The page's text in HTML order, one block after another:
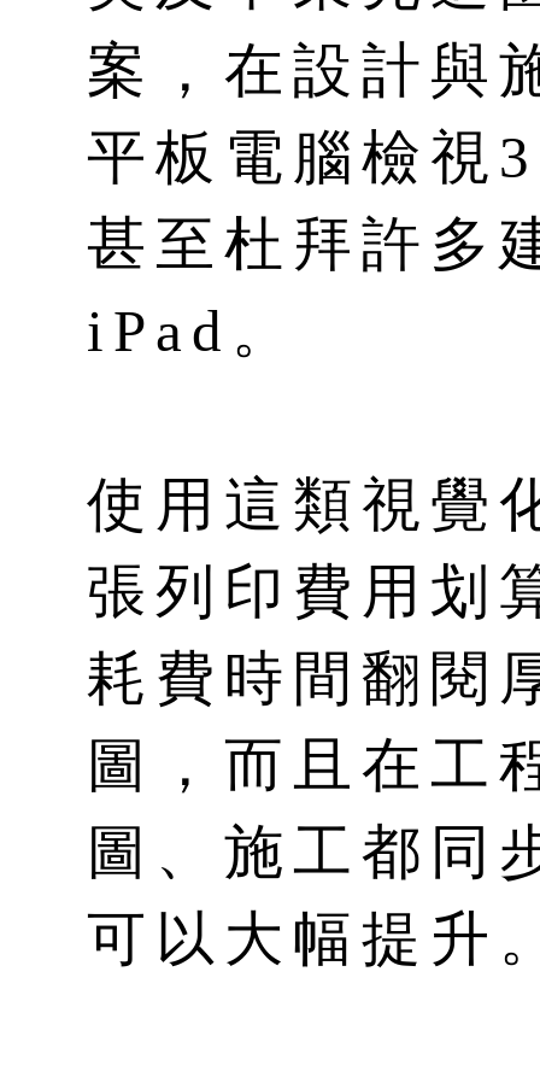
案，在設計與
平板電腦檢視
甚至杜拜許多
iPad。
使用這類視覺
張列印費用划
耗費時間翻閱
圖，而且在工
圖、施工都同
可以大幅提升